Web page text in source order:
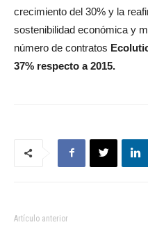
crecimiento del 30% y la
sostenibilidad económica y
número de contratos
37% respecto a 2015.
Artículo anterior